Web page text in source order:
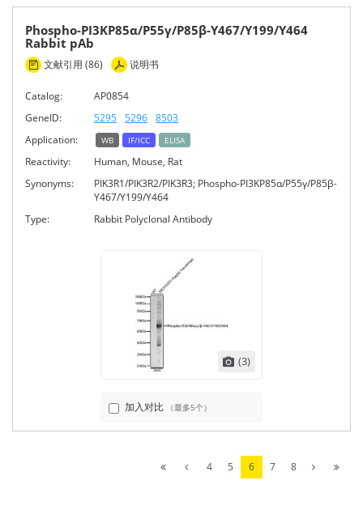
Phospho-PI3KP85α/P55γ/P85β-Y467/Y199/Y464
Rabbit pAb
文献引用 (86) 说明书
Catalog:
AP0854
GeneID:
5295 5296 8503
Application:
WB IF/ICC ELISA
Reactivity:
Human, Mouse, Rat
Synonyms:
PIK3R1/PIK3R2/PIK3R3; Phospho-PI3KP85α/P55γ/P85β-
Y467/Y199/Y464
Type:
Rabbit Polyclonal Antibody
(3)
加入对比 （最多5个）
4 5 6 7 8